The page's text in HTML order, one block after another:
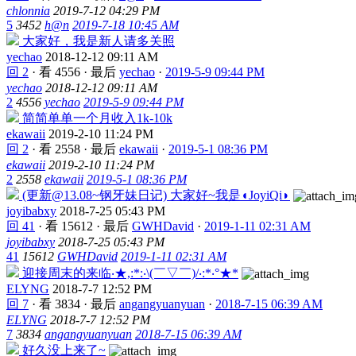
chlonnia 2019-7-12 04:29 PM
5 3452 h@n 2019-7-18 10:45 AM
大家好，我是新人请多关照
yechao 2018-12-12 09:11 AM
回 2 · 看 4556 · 最后 yechao · 2019-5-9 09:44 PM
yechao 2018-12-12 09:11 AM
2 4556 yechao 2019-5-9 09:44 PM
简简单单一个月收入1k-10k
ekawaii 2019-2-10 11:24 PM
回 2 · 看 2558 · 最后 ekawaii · 2019-5-1 08:36 PM
ekawaii 2019-2-10 11:24 PM
2 2558 ekawaii 2019-5-1 08:36 PM
(更新@13.08~钢牙妹日记) 大家好~我是◖JoyiQi◗
joyibabxy 2018-7-25 05:43 PM
回 41 · 看 15612 · 最后 GWHDavid · 2019-1-11 02:31 AM
joyibabxy 2018-7-25 05:43 PM
41 15612 GWHDavid 2019-1-11 02:31 AM
迎接周末的来临‧★,:*:‧\(￣▽￣)/‧:*‧°★*
ELYNG 2018-7-7 12:52 PM
回 7 · 看 3834 · 最后 angangyuanyuan · 2018-7-15 06:39 AM
ELYNG 2018-7-7 12:52 PM
7 3834 angangyuanyuan 2018-7-15 06:39 AM
好久没上来了~